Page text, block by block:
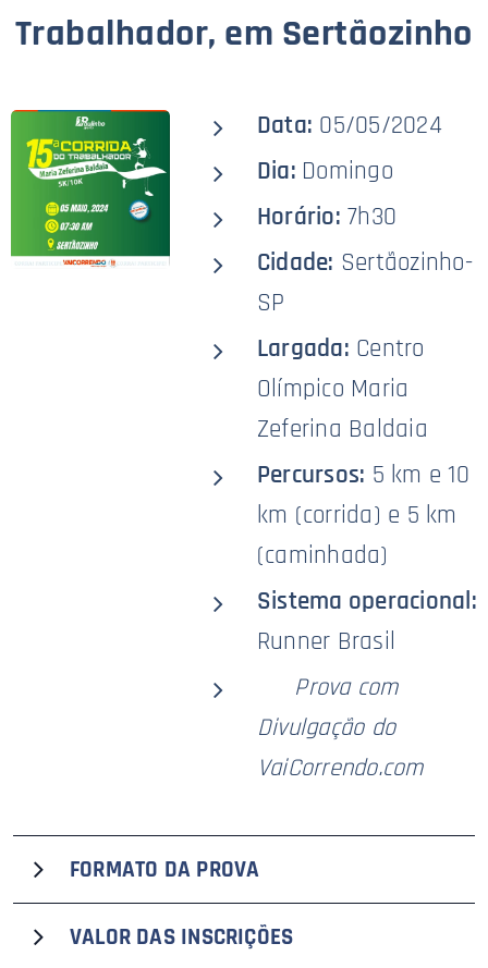
Trabalhador, em Sertãozinho
Data: 05/05/2024
Dia: Domingo
Horário: 7h30
Cidade: Sertãozinho-
SP
Largada: Centro
Olímpico Maria
Zeferina Baldaia
Percursos: 5 km e 10
km (corrida) e 5 km
(caminhada)
Sistema operacional:
Runner Brasil
Prova com
Divulgação do
VaiCorrendo.com
FORMATO DA PROVA
Baldaia, uma das mais tradicionais do interior paulista e
VALOR DAS INSCRIÇÕES